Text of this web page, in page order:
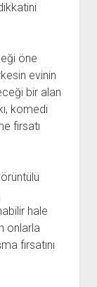
öne
evinin
bir alan
komedi
fırsatı
hale
onlarla
fırsatını